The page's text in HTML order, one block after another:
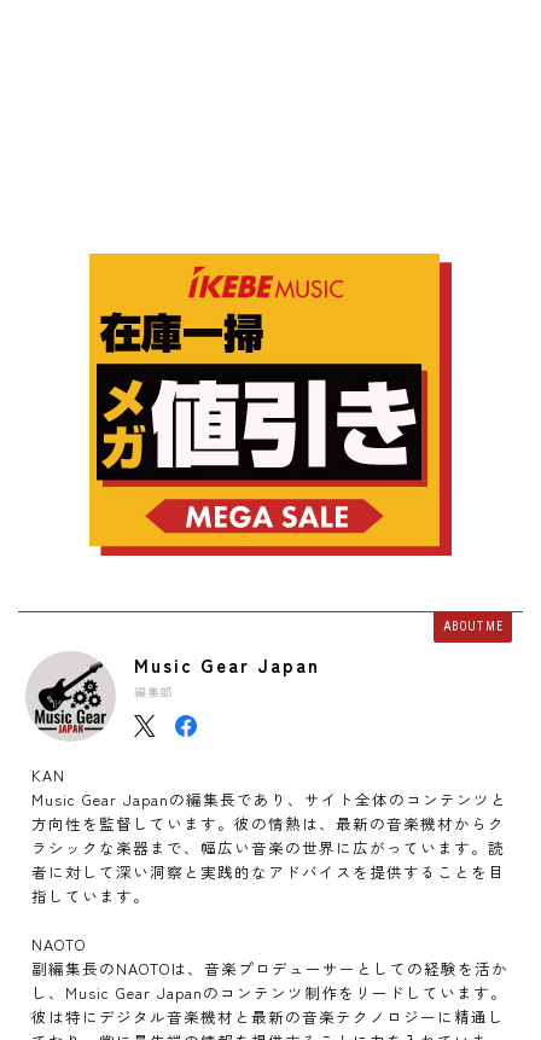
ABOUT ME
Music Gear Japan
編集部
KAN
Music Gear Japanの編集長であり、サイト全体のコンテンツと
方向性を監督しています。彼の情熱は、最新の音楽機材からク
ラシックな楽器まで、幅広い音楽の世界に広がっています。読
者に対して深い洞察と実践的なアドバイスを提供することを目
指しています。
NAOTO
副編集長のNAOTOは、音楽プロデューサーとしての経験を活か
し、Music Gear Japanのコンテンツ制作をリードしています。
彼は特にデジタル音楽機材と最新の音楽テクノロジーに精通し